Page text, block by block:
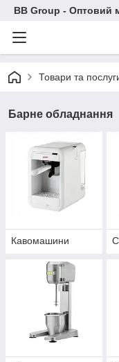
BB Group - Оптовий
Товари та
Барне обладнання
Кавомашини